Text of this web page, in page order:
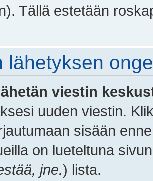
Tällä estetään
lähetyksen
viestin
uuden viestin.
sisään
on lueteltuna
jne.) lista.